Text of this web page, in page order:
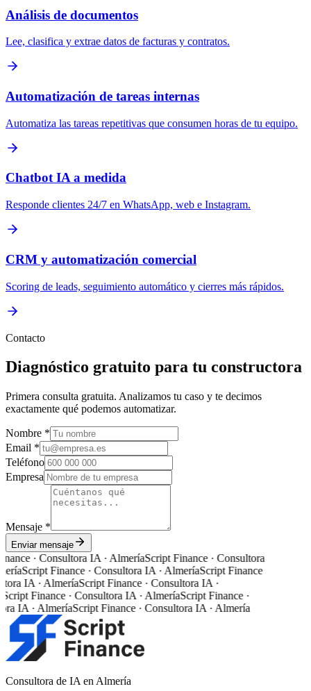
Análisis de documentos
Lee, clasifica y extrae datos de facturas y contratos.
Automatización de tareas internas
Automatiza las tareas repetitivas que consumen horas de tu equipo.
Chatbot IA a medida
Responde clientes 24/7 en WhatsApp, web e Instagram.
CRM y automatización comercial
Scoring de leads, seguimiento automático y cierres más rápidos.
Contacto
Diagnóstico gratuito para tu constructora
Primera consulta gratuita. Analizamos tu caso y te decimos
exactamente qué podemos automatizar.
Nombre *
Email *
Teléfono
Empresa
Mensaje *
Enviar mensaje
· Consultora IA · AlmeríaScript Finance · Consultora
Script Finance · Consultora IA · AlmeríaScript Finance
IA · AlmeríaScript Finance · Consultora IA ·
Script Finance · Consultora IA · AlmeríaScript Finance ·
IA · AlmeríaScript Finance · Consultora IA · Almería
Consultora de IA en Almería